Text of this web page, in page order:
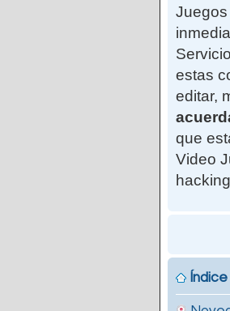
estas
editar,
que
Video